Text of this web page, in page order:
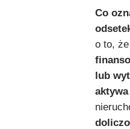
Co
o to, że
lub
aktywa